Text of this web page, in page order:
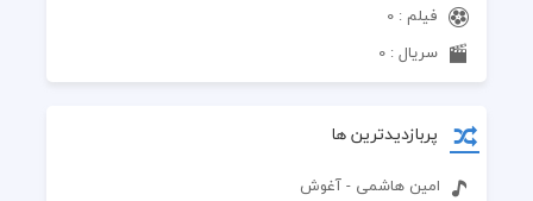
فیلم : 0
سریال : 0
پربازدیدترین ها
امین هاشمی - آغوش